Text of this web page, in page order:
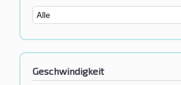
Geschwindigkeit